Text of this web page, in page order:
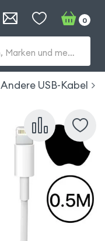
Suchen Sie nach Produkten, Marken und mehr...
0
Andere USB-Kabel